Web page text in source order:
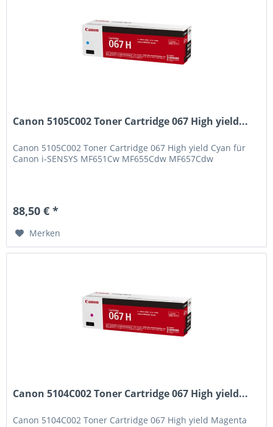
Canon 5105C002 Toner Cartridge 067 High yield...
Canon 5105C002 Toner Cartridge 067 High yield Cyan für
Canon i-SENSYS MF651Cw MF655Cdw MF657Cdw
88,50 € *
Merken
Canon 5104C002 Toner Cartridge 067 High yield...
Canon 5104C002 Toner Cartridge 067 High yield Magenta